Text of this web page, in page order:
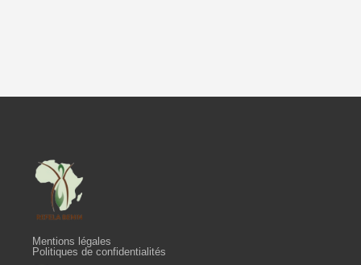
Mentions légales
Politiques de confidentialités